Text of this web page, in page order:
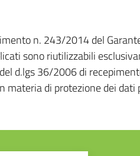
n. 243/2014 del
sono riutilizzabili
d.lgs 36/2006 di
materia di protezione dei dati